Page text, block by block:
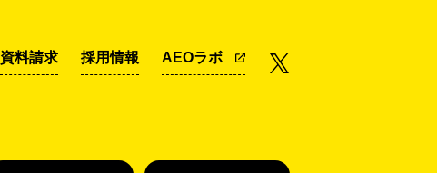
資料請求 採用情報 AEOラボ